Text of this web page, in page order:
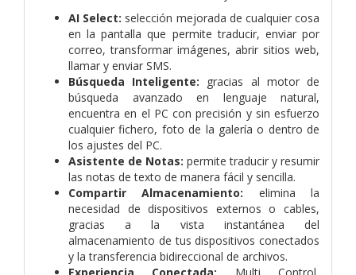
AI Select: selección mejorada de cualquier cosa
en la pantalla que permite traducir, enviar por
correo, transformar imágenes, abrir sitios web,
llamar y enviar SMS.
Búsqueda Inteligente: gracias al motor de
búsqueda avanzado en lenguaje natural,
encuentra en el PC con precisión y sin esfuerzo
cualquier fichero, foto de la galería o dentro de
los ajustes del PC.
Asistente de Notas: permite traducir y resumir
las notas de texto de manera fácil y sencilla.
Compartir Almacenamiento: elimina la
necesidad de dispositivos externos o cables,
gracias a la vista instantánea del
almacenamiento de tus dispositivos conectados
y la transferencia bidireccional de archivos.
Experiencia Conectada: Multi Control,